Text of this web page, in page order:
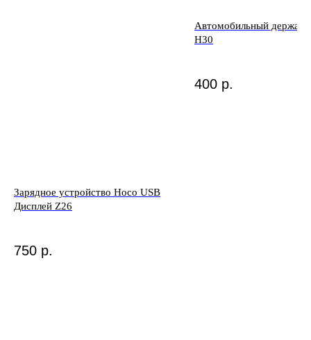
Зарядное устройство Hoco USB
Дисплей Z26
750 р.
Автомобильный
H30
400 р.